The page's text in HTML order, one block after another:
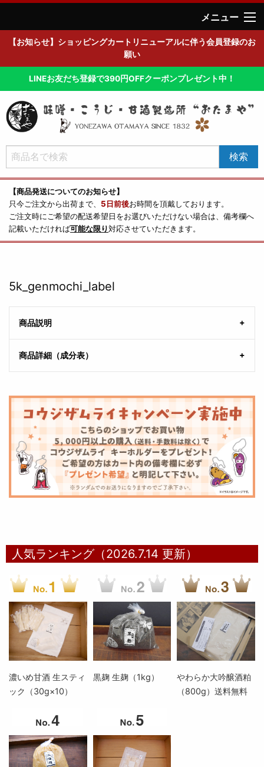
メニュー
【お知らせ】ショッピングカートリニューアルに伴う会員登録のお
願い
LINEお友だち登録で390円OFFクーポンプレゼント中！
【商品発送についてのお知らせ】
只今ご注文から出荷まで、 5日前後お時間を頂戴しております。
ご注文時にご希望の配送希望日をお選びいただけない場合は、備考欄へ
記載いただければ可能な限り対応させていただきます。
5k_genmochi_label
商品説明
商品詳細（成分表）
人気ランキング（2026.7.14 更新）
濃いめ甘酒 生スティ
ック（30g×10）
黒麹 生麹（1kg）
やわらか大吟醸酒粕
（800g）送料無料